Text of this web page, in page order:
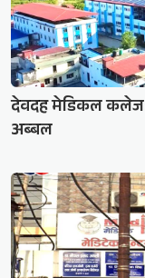
देवदह मेडिकल कलेज:
अब्बल